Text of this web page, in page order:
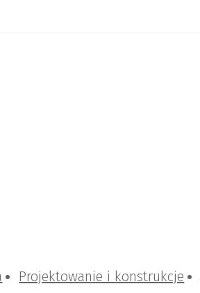
Projektowanie i konstrukcje